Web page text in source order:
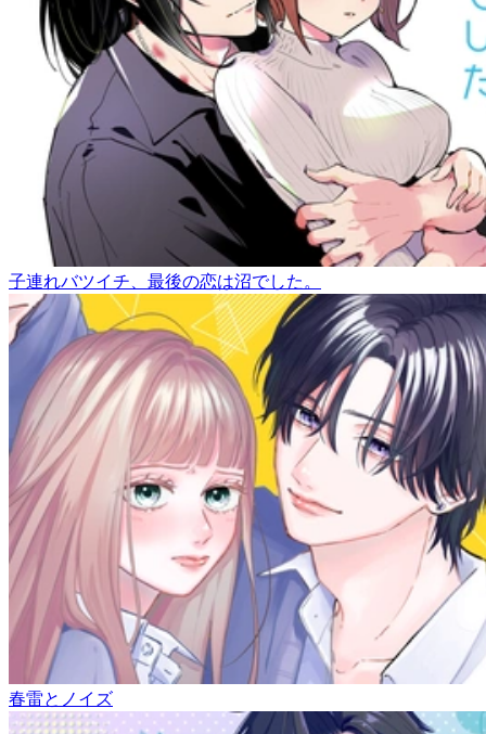
子連れバツイチ、最後の恋は沼でした。
春雷とノイズ